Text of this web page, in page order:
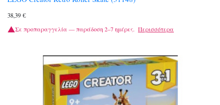
38,39 €
Σε προπαραγγελία — παράδοση 2–7 ημέρες. Περισσότερα